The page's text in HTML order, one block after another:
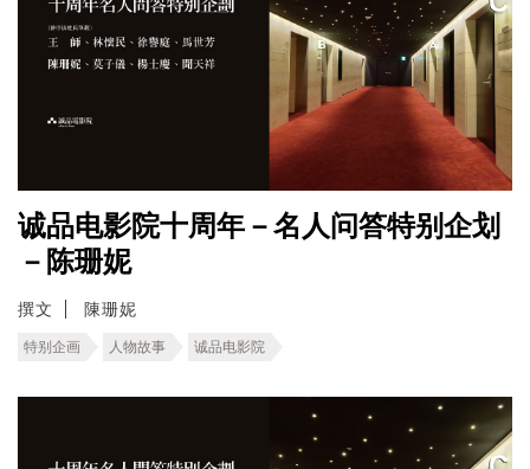
诚品电影院十周年－名人问答特别企划
－陈珊妮
撰文 陳珊妮
特别企画 人物故事 诚品电影院